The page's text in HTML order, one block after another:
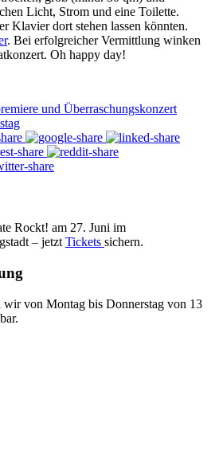
Licht, Strom und eine Toilette.
Klavier dort stehen lassen könnten.
. Bei erfolgreicher Vermittlung winken
Oh happy day!
und Überraschungskonzert
Rockt! am 27. Juni im
– jetztTickets sichern.
wir von Montag bis Donnerstag von 13